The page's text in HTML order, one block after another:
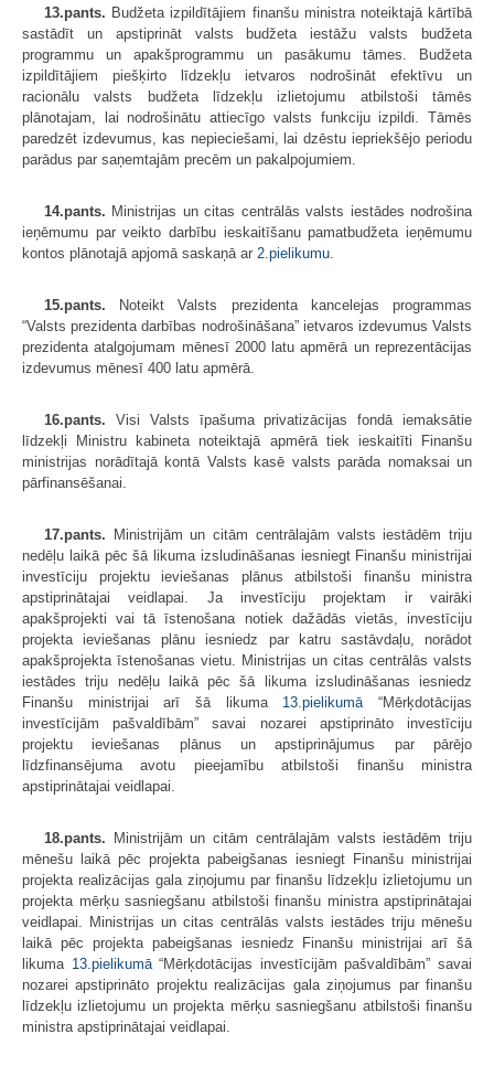
13.pants. Budžeta izpildītājiem finanšu ministra noteiktajā kārtībā
sastādīt un apstiprināt valsts budžeta iestāžu valsts budžeta
programmu un apakšprogrammu un pasākumu tāmes. Budžeta
izpildītājiem piešķirto līdzekļu ietvaros nodrošināt efektīvu un
racionālu valsts budžeta līdzekļu izlietojumu atbilstoši tāmēs
plānotajam, lai nodrošinātu attiecīgo valsts funkciju izpildi. Tāmēs
paredzēt izdevumus, kas nepieciešami, lai dzēstu iepriekšējo periodu
parādus par saņemtajām precēm un pakalpojumiem.
14.pants. Ministrijas un citas centrālās valsts iestādes nodrošina
ieņēmumu par veikto darbību ieskaitīšanu pamatbudžeta ieņēmumu
kontos plānotajā apjomā saskaņā ar 2.pielikumu
15.pants. Noteikt Valsts prezidenta kancelejas programmas
“Valsts prezidenta darbības nodrošināšana” ietvaros izdevumus Valsts
prezidenta atalgojumam mēnesī 2000 latu apmērā un reprezentācijas
izdevumus mēnesī 400 latu apmērā.
16.pants. Visi Valsts īpašuma privatizācijas fondā iemaksātie
līdzekļi Ministru kabineta noteiktajā apmērā tiek ieskaitīti Finanšu
ministrijas norādītajā kontā Valsts kasē valsts parāda nomaksai un
pārfinansēšanai.
17.pants. Ministrijām un citām centrālajām valsts iestādēm triju
nedēļu laikā pēc šā likuma izsludināšanas iesniegt Finanšu ministrijai
investīciju projektu ieviešanas plānus atbilstoši finanšu ministra
apstiprinātajai veidlapai. Ja investīciju projektam ir vairāki
apakšprojekti vai tā īstenošana notiek dažādās vietās, investīciju
projekta ieviešanas plānu iesniedz par katru sastāvdaļu, norādot
apakšprojekta īstenošanas vietu. Ministrijas un citas centrālās valsts
iestādes triju nedēļu laikā pēc šā likuma izsludināšanas iesniedz
Finanšu ministrijai arī šā likuma 13.pielikumā “Mērķdotācijas
investīcijām pašvaldībām” savai nozarei apstiprināto investīciju
projektu ieviešanas plānus un apstiprinājumus par pārējo
līdzfinansējuma avotu pieejamību atbilstoši finanšu ministra
apstiprinātajai veidlapai.
18.pants. Ministrijām un citām centrālajām valsts iestādēm triju
mēnešu laikā pēc projekta pabeigšanas iesniegt Finanšu ministrijai
projekta realizācijas gala ziņojumu par finanšu līdzekļu izlietojumu un
projekta mērķu sasniegšanu atbilstoši finanšu ministra apstiprinātajai
veidlapai. Ministrijas un citas centrālās valsts iestādes triju mēnešu
laikā pēc projekta pabeigšanas iesniedz Finanšu ministrijai arī šā
likuma 13.pielikumā“Mērķdotācijas investīcijām pašvaldībām” savai
nozarei apstiprināto projektu realizācijas gala ziņojumus par finanšu
līdzekļu izlietojumu un projekta mērķu sasniegšanu atbilstoši finanšu
ministra apstiprinātajai veidlapai.